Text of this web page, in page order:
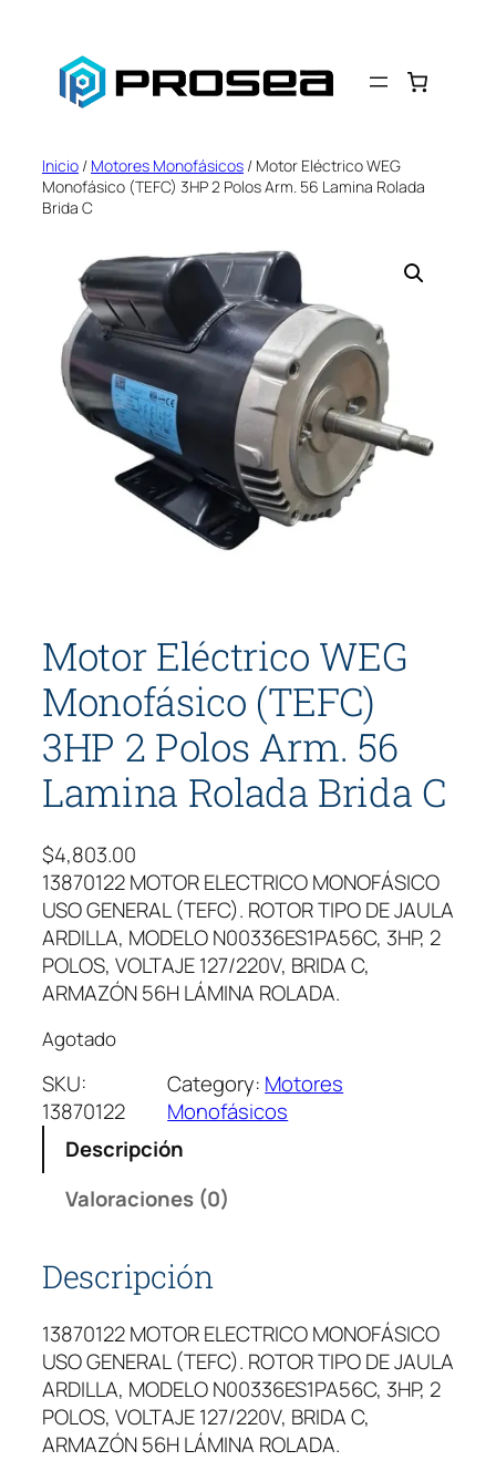
contenido
Inicio / Motores Monofásicos / Motor Eléctrico WEG
Monofásico (TEFC) 3HP 2 Polos Arm. 56 Lamina Rolada
Brida C
Motor Eléctrico WEG
Monofásico (TEFC)
3HP 2 Polos Arm. 56
Lamina Rolada Brida C
$4,803.00
13870122 MOTOR ELECTRICO MONOFÁSICO
USO GENERAL (TEFC). ROTOR TIPO DE JAULA
ARDILLA, MODELO N00336ES1PA56C, 3HP, 2
POLOS, VOLTAJE 127/220V, BRIDA C,
ARMAZÓN 56H LÁMINA ROLADA.
Agotado
SKU:
13870122
Category: Motores
Monofásicos
Descripción
Valoraciones (0)
Descripción
13870122 MOTOR ELECTRICO MONOFÁSICO
USO GENERAL (TEFC). ROTOR TIPO DE JAULA
ARDILLA, MODELO N00336ES1PA56C, 3HP, 2
POLOS, VOLTAJE 127/220V, BRIDA C,
ARMAZÓN 56H LÁMINA ROLADA.